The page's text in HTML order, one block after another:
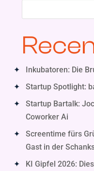
Inkubatoren: Die
Startup Spotlight:
Startup Bartalk:
Coworker Ai
Screentime fürs
Gast in der
KI Gipfel 2026: